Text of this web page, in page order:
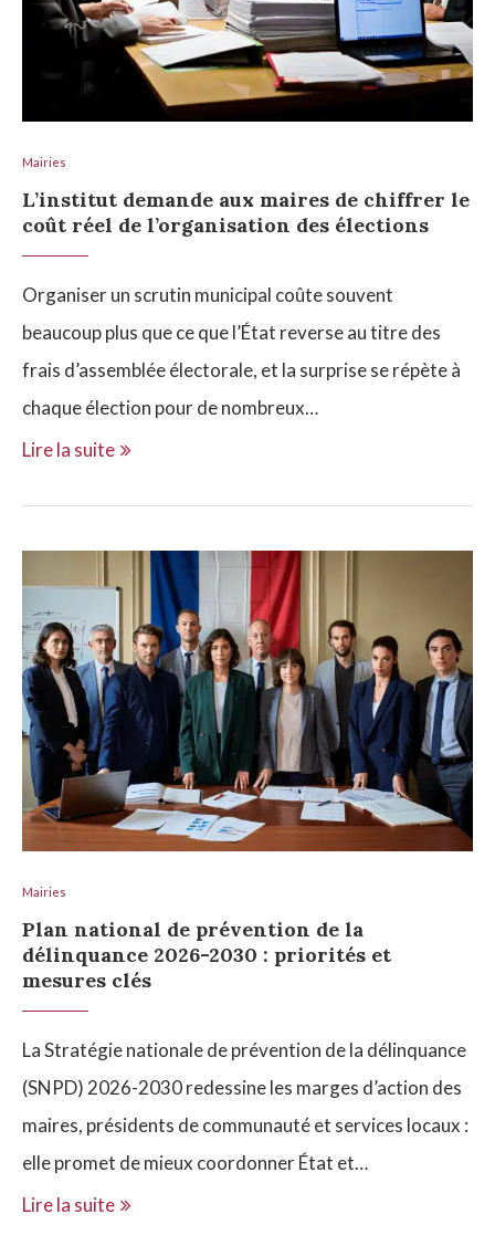
Mairies
L’institut demande aux maires de chiffrer le
coût réel de l’organisation des élections
Organiser un scrutin municipal coûte souvent
beaucoup plus que ce que l’État reverse au titre des
frais d’assemblée électorale, et la surprise se répète à
chaque élection pour de nombreux…
Lire la suite
Mairies
Plan national de prévention de la
délinquance 2026-2030 : priorités et
mesures clés
La Stratégie nationale de prévention de la délinquance
(SNPD) 2026-2030 redessine les marges d’action des
maires, présidents de communauté et services locaux :
elle promet de mieux coordonner État et…
Lire la suite